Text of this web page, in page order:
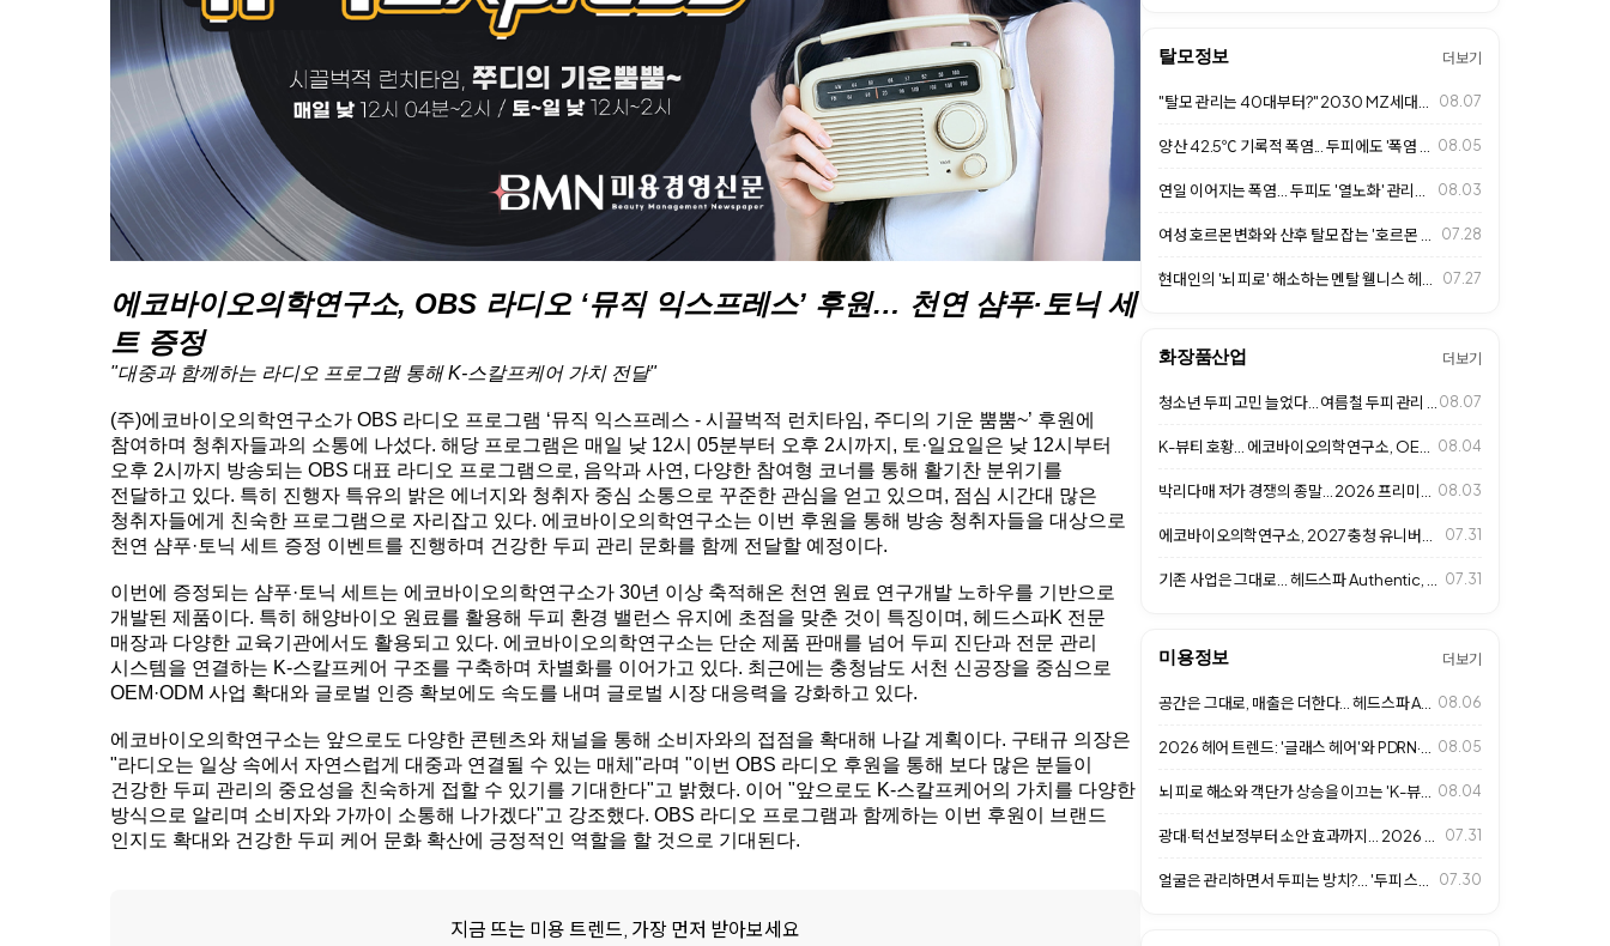
에코바이오의학연구소, OBS 라디오 ‘뮤직 익스프레스’ 후원… 천연 샴푸·토닉 세
트 증정
"대중과 함께하는 라디오 프로그램 통해 K-스칼프케어 가치 전달"
(주)에코바이오의학연구소가 OBS 라디오 프로그램 ‘뮤직 익스프레스 - 시끌벅적 런치타임, 주디의 기운 뿜뿜~’ 후원에
참여하며 청취자들과의 소통에 나섰다. 해당 프로그램은 매일 낮 12시 05분부터 오후 2시까지, 토·일요일은 낮 12시부터
오후 2시까지 방송되는 OBS 대표 라디오 프로그램으로, 음악과 사연, 다양한 참여형 코너를 통해 활기찬 분위기를
전달하고 있다. 특히 진행자 특유의 밝은 에너지와 청취자 중심 소통으로 꾸준한 관심을 얻고 있으며, 점심 시간대 많은
청취자들에게 친숙한 프로그램으로 자리잡고 있다. 에코바이오의학연구소는 이번 후원을 통해 방송 청취자들을 대상으로
천연 샴푸·토닉 세트 증정 이벤트를 진행하며 건강한 두피 관리 문화를 함께 전달할 예정이다.
이번에 증정되는 샴푸·토닉 세트는 에코바이오의학연구소가 30년 이상 축적해온 천연 원료 연구개발 노하우를 기반으로
개발된 제품이다. 특히 해양바이오 원료를 활용해 두피 환경 밸런스 유지에 초점을 맞춘 것이 특징이며, 헤드스파K 전문
매장과 다양한 교육기관에서도 활용되고 있다. 에코바이오의학연구소는 단순 제품 판매를 넘어 두피 진단과 전문 관리
시스템을 연결하는 K-스칼프케어 구조를 구축하며 차별화를 이어가고 있다. 최근에는 충청남도 서천 신공장을 중심으로
OEM·ODM 사업 확대와 글로벌 인증 확보에도 속도를 내며 글로벌 시장 대응력을 강화하고 있다.
에코바이오의학연구소는 앞으로도 다양한 콘텐츠와 채널을 통해 소비자와의 접점을 확대해 나갈 계획이다. 구태규 의장은
"라디오는 일상 속에서 자연스럽게 대중과 연결될 수 있는 매체"라며 "이번 OBS 라디오 후원을 통해 보다 많은 분들이
건강한 두피 관리의 중요성을 친숙하게 접할 수 있기를 기대한다"고 밝혔다. 이어 "앞으로도 K-스칼프케어의 가치를 다양한
방식으로 알리며 소비자와 가까이 소통해 나가겠다"고 강조했다. OBS 라디오 프로그램과 함께하는 이번 후원이 브랜드
인지도 확대와 건강한 두피 케어 문화 확산에 긍정적인 역할을 할 것으로 기대된다.
지금 뜨는 미용 트렌드, 가장 먼저 받아보세요
탈모정보 더보기
08.07
08.05
08.03
07.28
07.27
화장품산업 더보기
08.07
K-뷰티 호황... 에코바이오의학연구소, OEM·ODM 사업 확대 08.04
08.03
07.31
07.31
미용정보 더보기
08.06
08.05
뇌 피로 해소와 객단가 상승을 이끄는 'K-뷰티 헤드스파 & 웰니스 라운지' 성… 08.04
07.31
07.30